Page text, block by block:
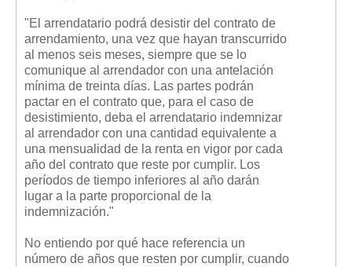
Diccionario
Usuario
Entrar / Salir
Mis boletines
"El arrendatario podrá desistir del contrato de
arrendamiento, una vez que hayan transcurrido
al menos seis meses, siempre que se lo
comunique al arrendador con una antelación
mínima de treinta días. Las partes podrán
pactar en el contrato que, para el caso de
desistimiento, deba el arrendatario indemnizar
al arrendador con una cantidad equivalente a
una mensualidad de la renta en vigor por cada
año del contrato que reste por cumplir. Los
períodos de tiempo inferiores al año darán
lugar a la parte proporcional de la
indemnización."
No entiendo por qué hace referencia un
número de años que resten por cumplir, cuando